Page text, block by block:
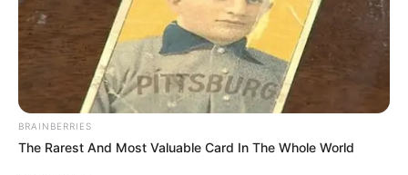
BRAINBERRIES
The Rarest And Most Valuable Card In The Whole World